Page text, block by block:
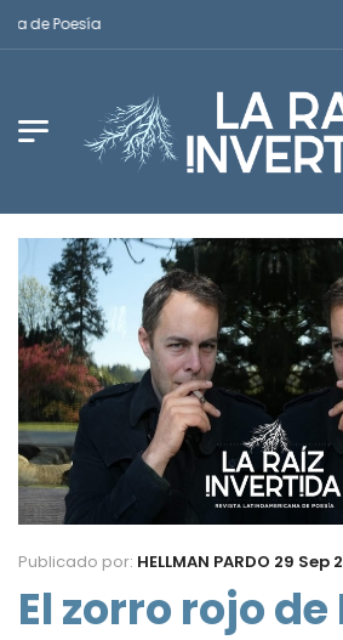
Poesía
Publicado por: HELLMAN PARDO 29 Sep
El zorro rojo